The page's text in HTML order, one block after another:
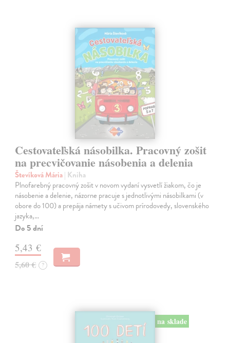
Cestovateľská násobilka. Pracovný zošit
na precvičovanie násobenia a delenia
Števíková Mária| Kniha
Plnofarebný pracovný zošit v novom vydaní vysvetlí žiakom, čo je
násobenie a delenie, názorne pracuje s jednotlivými násobilkami (v
obore do 100) a prepája námety s učivom prírodovedy, slovenského
jazyka,…
Do 5 dní
5,43 €
5,60 € ?
na sklade